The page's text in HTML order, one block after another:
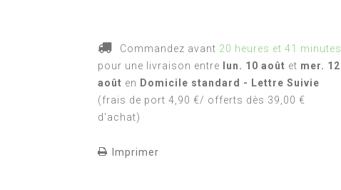
Commandez avant 20 heures et 41 minutes
pour une livraison entre lun. 10 août et mer. 12
août en Domicile standard - Lettre Suivie
(frais de port 4,90 €/ offerts dès 39,00 €
d'achat)
Imprimer